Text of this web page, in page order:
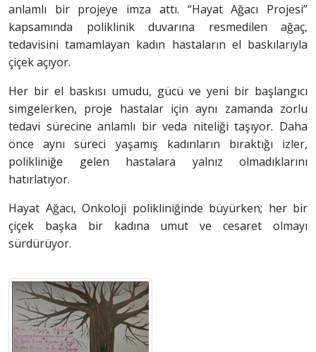
anlamlı bir projeye imza attı. “Hayat Ağacı Projesi”
kapsamında poliklinik duvarına resmedilen ağaç,
tedavisini tamamlayan kadın hastaların el baskılarıyla
çiçek açıyor.
Her bir el baskısı umudu, gücü ve yeni bir başlangıcı
simgelerken, proje hastalar için aynı zamanda zorlu
tedavi sürecine anlamlı bir veda niteliği taşıyor. Daha
önce aynı süreci yaşamış kadınların bıraktığı izler,
polikliniğe gelen hastalara yalnız olmadıklarını
hatırlatıyor.
Hayat Ağacı, Onkoloji polikliniğinde büyürken; her bir
çiçek başka bir kadına umut ve cesaret olmayı
sürdürüyor.